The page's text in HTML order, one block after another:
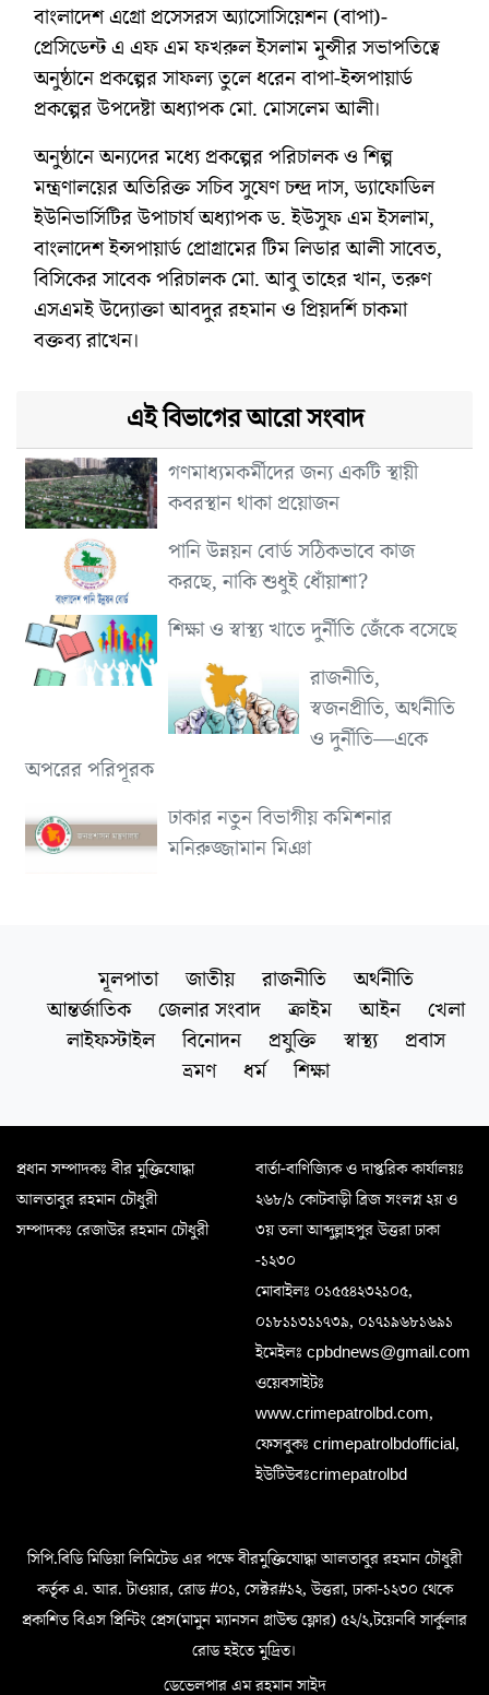
বাংলাদেশ এগ্রো প্রসেসরস অ্যাসোসিয়েশন (বাপা)-
প্রেসিডেন্ট এ এফ এম ফখরুল ইসলাম মুন্সীর সভাপতিত্বে
অনুষ্ঠানে প্রকল্পের সাফল্য তুলে ধরেন বাপা-ইন্সপায়ার্ড
প্রকল্পের উপদেষ্টা অধ্যাপক মো. মোসলেম আলী।
অনুষ্ঠানে অন্যদের মধ্যে প্রকল্পের পরিচালক ও শিল্প
মন্ত্রণালয়ের অতিরিক্ত সচিব সুষেণ চন্দ্র দাস, ড্যাফোডিল
ইউনিভার্সিটির উপাচার্য অধ্যাপক ড. ইউসুফ এম ইসলাম,
বাংলাদেশ ইন্সপায়ার্ড প্রোগ্রামের টিম লিডার আলী সাবেত,
বিসিকের সাবেক পরিচালক মো. আবু তাহের খান, তরুণ
এসএমই উদ্যোক্তা আবদুর রহমান ও প্রিয়দর্শি চাকমা
বক্তব্য রাখেন।
এই বিভাগের আরো সংবাদ
গণমাধ্যমকর্মীদের জন্য একটি স্থায়ী
কবরস্থান থাকা প্রয়োজন
পানি উন্নয়ন বোর্ড সঠিকভাবে কাজ
করছে, নাকি শুধুই ধোঁয়াশা?
শিক্ষা ও স্বাস্থ্য খাতে দুর্নীতি জেঁকে বসেছে
রাজনীতি,
স্বজনপ্রীতি, অর্থনীতি
ও দুর্নীতি—একে
অপরের পরিপূরক
ঢাকার নতুন বিভাগীয় কমিশনার
মনিরুজ্জামান মিঞা
মূলপাতা জাতীয় রাজনীতি
অর্থনীতি
আন্তর্জাতিক
জেলার সংবাদ ক্রাইম আইন
খেলা
লাইফস্টাইল
বিনোদন প্রযুক্তি স্বাস্থ্য
প্রবাস
ভ্রমণ
ধর্ম শিক্ষা
প্রধান সম্পাদকঃ বীর মুক্তিযোদ্ধা
আলতাবুর রহমান চৌধুরী
সম্পাদকঃ রেজাউর রহমান চৌধুরী
বার্তা-বাণিজ্যিক ও দাপ্তরিক কার্যালয়ঃ
২৬৮/১ কোটবাড়ী ব্রিজ সংলগ্ন ২য় ও
৩য় তলা আব্দুল্লাহপুর উত্তরা ঢাকা
-১২৩০
মোবাইলঃ ০১৫৫৪২৩২১০৫,
০১৮১১৩১১৭৩৯, ০১৭১৯৬৮১৬৯১
ইমেইলঃ cpbdnews@gmail.com
ওয়েবসাইটঃ
www.crimepatrolbd.com,
ফেসবুকঃ crimepatrolbdofficial,
ইউটিউবঃcrimepatrolbd
সিপি.বিডি মিডিয়া লিমিটেড এর পক্ষে বীরমুক্তিযোদ্ধা আলতাবুর রহমান চৌধুরী
কর্তৃক এ. আর. টাওয়ার, রোড #০১, সেক্টর#১২, উত্তরা, ঢাকা-১২৩০ থেকে
প্রকাশিত বিএস প্রিন্টিং প্রেস(মামুন ম্যানসন গ্রাউন্ড ফ্লোর) ৫২/২,টয়েনবি সার্কুলার
রোড হইতে মুদ্রিত।
ডেভেলপার এম রহমান সাইদ